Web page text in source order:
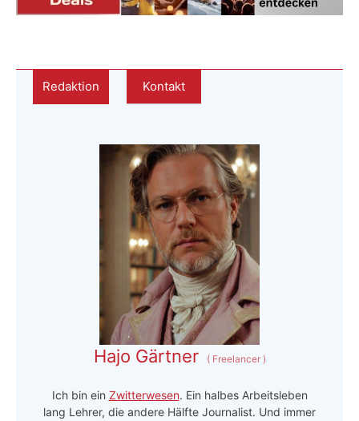
Redaktion Kontakt
Hajo Gärtner (Freelancer )
Ich bin ein Zwitterwesen. Ein halbes Arbeitsleben
lang Lehrer, die andere Hälfte Journalist. Und immer